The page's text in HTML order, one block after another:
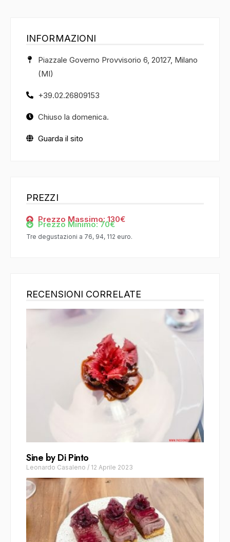
INFORMAZIONI
Piazzale Governo Provvisorio 6, 20127, Milano
(MI)
+39.02.26809153
Chiuso la domenica.
Guarda il sito
PREZZI
Prezzo Massimo: 130€
Prezzo Minimo: 70€
Tre degustazioni a 76, 94, 112 euro.
RECENSIONI CORRELATE
Sine by Di Pinto
Leonardo Casaleno / 12 Aprile 2023